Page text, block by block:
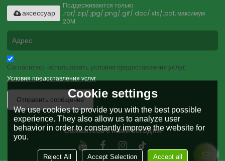
Поддерживаются только
.rar/.zip/.jpg/.png/.gif/.doc/.xls/.pdf, максимум
20M
аксессуар
Согласитесь использовать условия предоставления услуг,
Условия предоставления услуг
Отправить сообщение
Свяжитесь с нами сегодня
Cookie settings
We use cookies to provide you with the best possible
experience. They also allow us to analyze user
behavior in order to constantly improve the website for
you.
Reject All Accept Selection Accept all